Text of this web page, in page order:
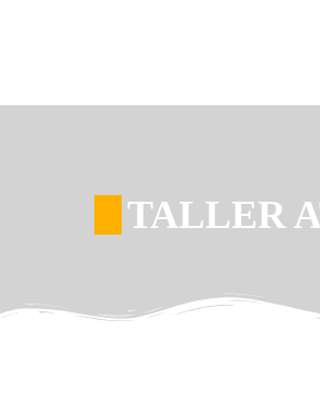
TALLER